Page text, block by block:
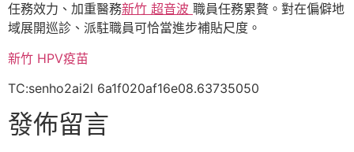
任務效力、加重醫務新竹 超音波 職員任務累贅。對在偏僻地
域展開巡診、派駐職員可恰當進步補貼尺度。
新竹 HPV疫苗
TC:senho2ai2l 6a1f020af16e08.63735050
發佈留言